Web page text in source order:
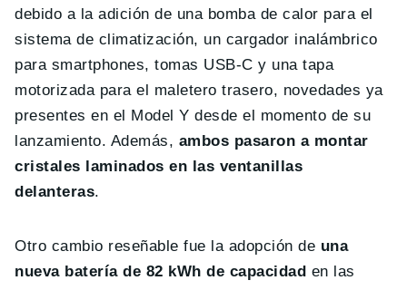
debido a la adición de una bomba de calor para el
sistema de climatización, un cargador inalámbrico
para smartphones, tomas USB-C y una tapa
motorizada para el maletero trasero, novedades ya
presentes en el Model Y desde el momento de su
lanzamiento. Además, ambos pasaron a montar
cristales laminados en las ventanillas
delanteras.
Otro cambio reseñable fue la adopción de una
nueva batería de 82 kWh de capacidad en las